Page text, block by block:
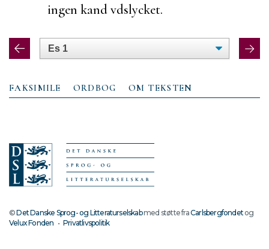
ingen kand vdslycket.
FAKSIMILE ORDBOG OM TEKSTEN
©Det Danske Sprog- og Litteraturselskabmed støtte fraCarlsbergfondetog
Velux Fonden • Privatlivspolitik